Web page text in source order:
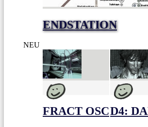
ENDSTATION
NEU
FRACT OSCD4: